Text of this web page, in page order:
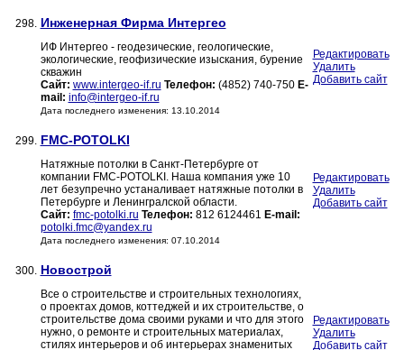
298. Инженерная Фирма Интергео
ИФ Интергео - геодезические, геологические,
экологические, геофизические изыскания, бурение
скважин
Сайт: www.intergeo-if.ru Телефон: (4852) 740-750 E-
mail: info@intergeo-if.ru
Дата последнего изменения: 13.10.2014
Редактировать
Удалить
Добавить сайт
299. FMC-POTOLKI
Натяжные потолки в Санкт-Петербурге от
компании FMC-POTOLKI. Наша компания уже 10
лет безупречно устаналивает натяжные потолки в
Петербурге и Ленингралской области.
Сайт: fmc-potolki.ru Телефон: 812 6124461 E-mail:
potolki.fmc@yandex.ru
Дата последнего изменения: 07.10.2014
Редактировать
Удалить
Добавить сайт
300. Новострой
Все о строительстве и строительных технологиях,
о проектах домов, коттеджей и их строительстве, о
строительстве дома своими руками и что для этого
нужно, о ремонте и строительных материалах,
стилях интерьеров и об интерьерах знаменитых
Редактировать
Удалить
Добавить сайт